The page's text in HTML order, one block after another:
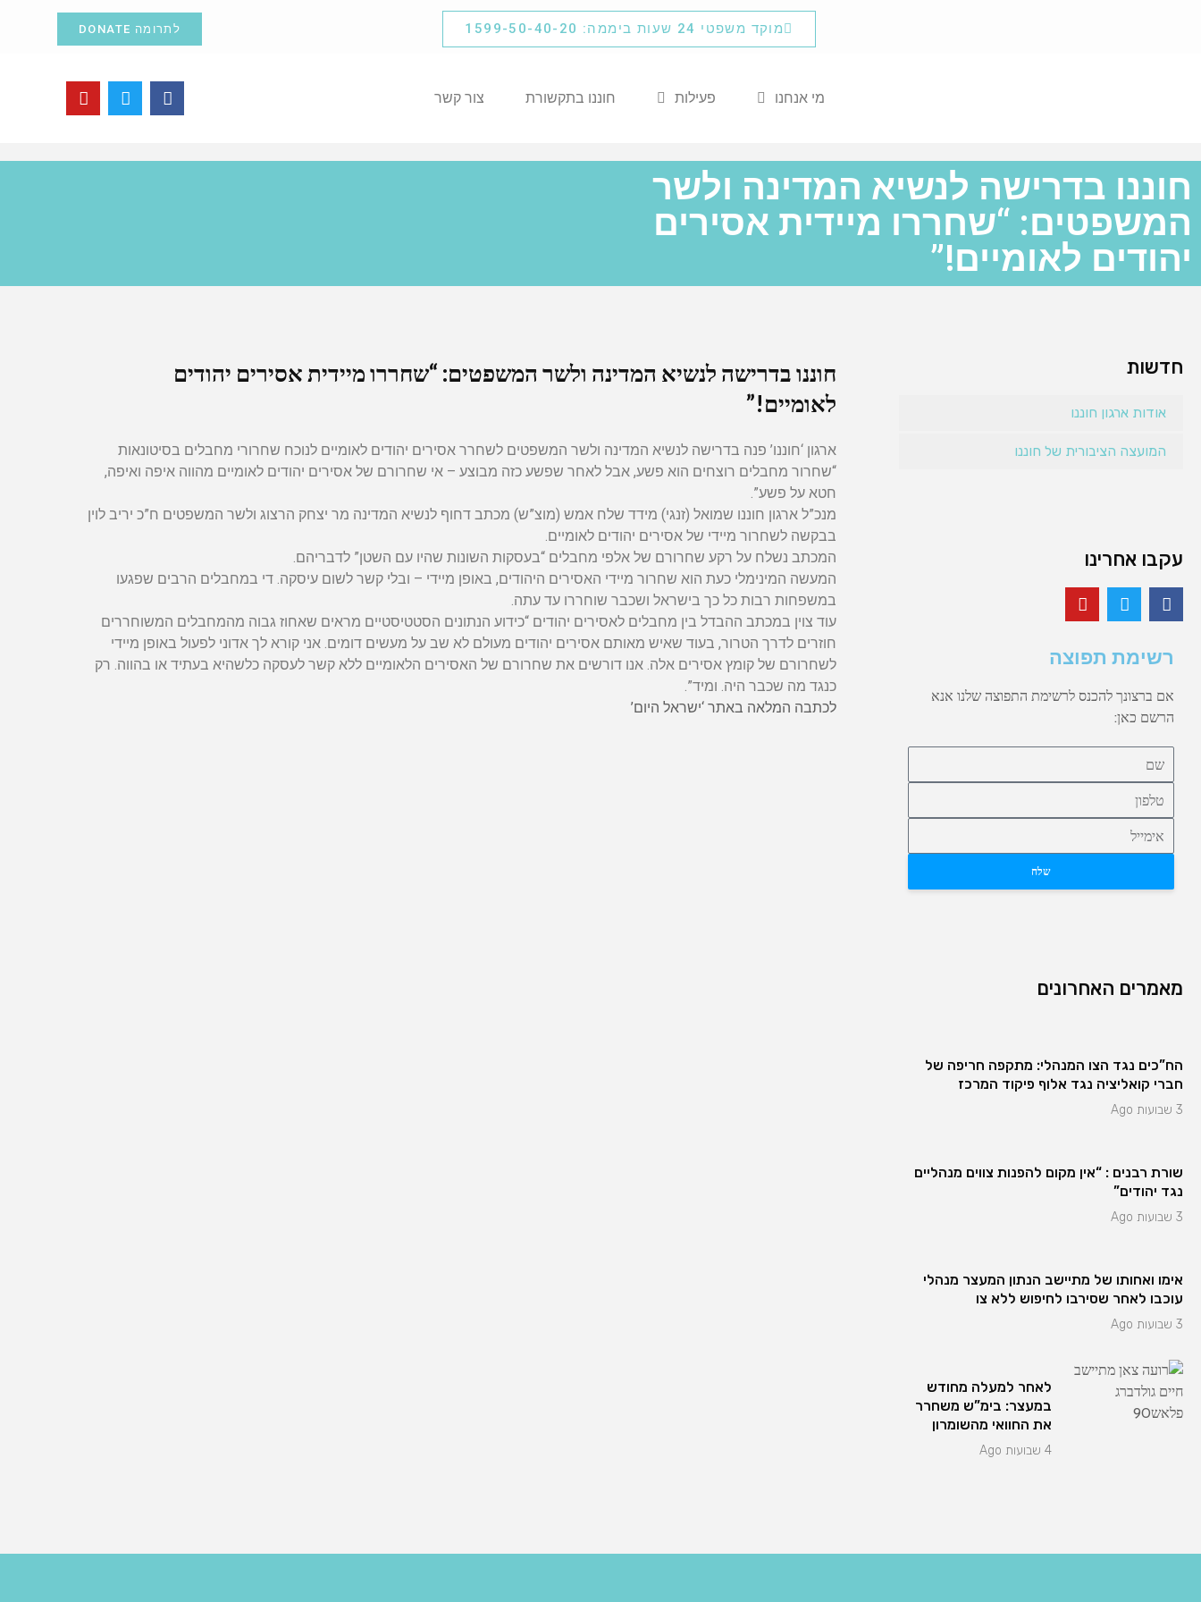
מוקד משפטי 24 שעות ביממה: 1599-50-40-20 לתרומה DONATE
מי אנחנו פעילות חוננו בתקשורת צור קשר
חוננו בדרישה לנשיא המדינה ולשר
המשפטים: “שחררו מיידית אסירים
יהודים לאומיים!”
חדשות
אודות ארגון חוננו
המועצה הציבורית של חוננו
עקבו אחרינו
רשימת תפוצה
אם ברצונך להכנס לרשימת התפוצה שלנו אנא
הרשם כאן:
שלח
מאמרים האחרונים
הח”כים נגד הצו המנהלי: מתקפה חריפה של
חברי קואליציה נגד אלוף פיקוד המרכז
3 שבועות Ago
שורת רבנים : “אין מקום להפנות צווים מנהליים
נגד יהודים”
3 שבועות Ago
אימו ואחותו של מתיישב הנתון המעצר מנהלי
עוכבו לאחר שסירבו לחיפוש ללא צו
3 שבועות Ago
לאחר למעלה מחודש
במעצר: בימ”ש משחרר
את החוואי מהשומרון
4 שבועות Ago
חוננו בדרישה לנשיא המדינה ולשר המשפטים: “שחררו מיידית אסירים יהודים
לאומיים!”
ארגון ‘חוננו’ פנה בדרישה לנשיא המדינה ולשר המשפטים לשחרר אסירים יהודים לאומיים לנוכח שחרורי מחבלים בסיטונאות
“שחרור מחבלים רוצחים הוא פשע, אבל לאחר שפשע כזה מבוצע – אי שחרורם של אסירים יהודים לאומיים מהווה איפה ואיפה,
חטא על פשע”.
מנכ”ל ארגון חוננו שמואל (זנגי) מידד שלח אמש (מוצ”ש) מכתב דחוף לנשיא המדינה מר יצחק הרצוג ולשר המשפטים ח”כ יריב לוין
בבקשה לשחרור מיידי של אסירים יהודים לאומיים.
המכתב נשלח על רקע שחרורם של אלפי מחבלים “בעסקות השונות שהיו עם השטן” לדבריהם.
המעשה המינימלי כעת הוא שחרור מיידי האסירים היהודים, באופן מיידי – ובלי קשר לשום עיסקה. די במחבלים הרבים שפגעו
במשפחות רבות כל כך בישראל ושכבר שוחררו עד עתה.
עוד צוין במכתב ההבדל בין מחבלים לאסירים יהודים “כידוע הנתונים הסטטיסטיים מראים שאחוז גבוה מהמחבלים המשוחררים
חוזרים לדרך הטרור, בעוד שאיש מאותם אסירים יהודים מעולם לא שב על מעשים דומים. אני קורא לך אדוני לפעול באופן מיידי
לשחרורם של קומץ אסירים אלה. אנו דורשים את שחרורם של האסירים הלאומיים ללא קשר לעסקה כלשהיא בעתיד או בהווה. רק
כנגד מה שכבר היה. ומיד”.
לכתבה המלאה באתר ‘ישראל היום’